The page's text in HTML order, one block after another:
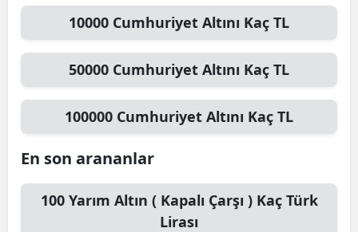
10000 Cumhuriyet Altını Kaç TL
50000 Cumhuriyet Altını Kaç TL
100000 Cumhuriyet Altını Kaç TL
En son arananlar
100 Yarım Altın ( Kapalı Çarşı )Kaç Türk
Lirası